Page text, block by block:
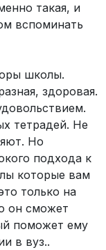
такая, и
вспоминать
школы.
здоровая.
тетрадей. Не
Но
подхода к
которые вам
только на
он сможет
поможет ему
в вуз..